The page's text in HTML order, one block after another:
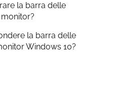
la barra delle
la barra delle
Windows 10?